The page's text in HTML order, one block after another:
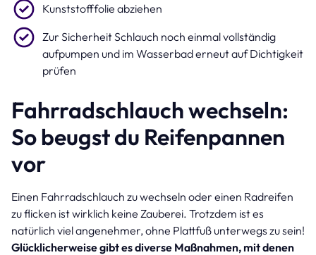
Kunststofffolie abziehen
Zur Sicherheit Schlauch noch einmal vollständig
aufpumpen und im Wasserbad erneut auf Dichtigkeit
prüfen
Fahrradschlauch wechseln:
So beugst du Reifenpannen
vor
Einen Fahrradschlauch zu wechseln oder einen Radreifen
zu flicken ist wirklich keine Zauberei. Trotzdem ist es
natürlich viel angenehmer, ohne Plattfuß unterwegs zu sein!
Glücklicherweise gibt es diverse Maßnahmen, mit denen